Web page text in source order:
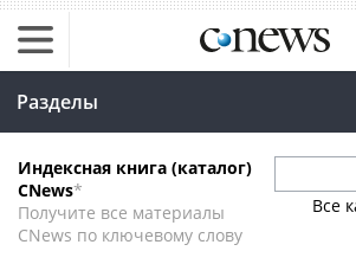
Разделы
Индексная книга (каталог)
CNews*
Получите все материалы
CNews по ключевому слову
Все